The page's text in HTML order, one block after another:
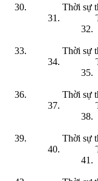
Thời sự
Thời sự
Thời sự
Thời sự